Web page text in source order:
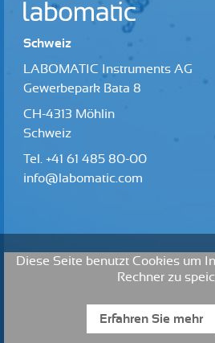
Schweiz
LABOMATIC Instruments AG
Gewerbepark Bata 8
CH-4313 Möhlin
Schweiz
Tel. +41 61 485 80-00
info@labomatic.com
Diese Seite benutzt Cookies um
Rechner zu
Erfahren Sie mehr